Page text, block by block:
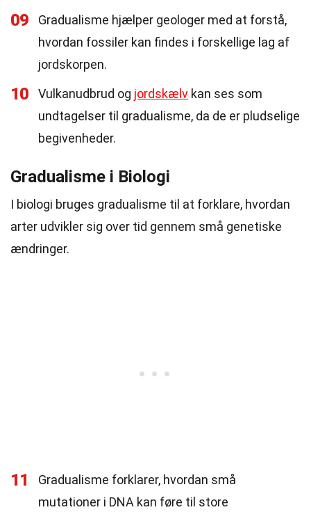
09
Gradualisme hjælper geologer med at forstå,
hvordan fossiler kan findes i forskellige lag af
jordskorpen.
10 Vulkanudbrud og jordskælv kan ses som
undtagelser til gradualisme, da de er pludselige
begivenheder.
Gradualisme i Biologi
I biologi bruges gradualisme til at forklare, hvordan
arter udvikler sig over tid gennem små genetiske
ændringer.
11
Gradualisme forklarer, hvordan små
mutationer i DNA kan føre til store